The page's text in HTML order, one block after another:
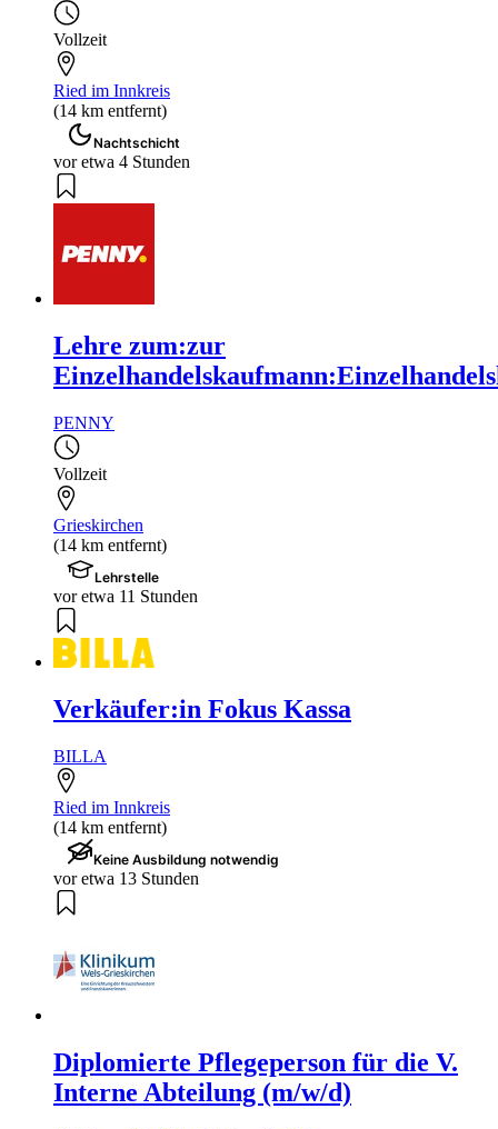
Vollzeit
Ried im Innkreis
(14 km entfernt)
Nachtschicht
vor etwa 4 Stunden
Lehre zum:zur
PENNY
Vollzeit
Grieskirchen
(14 km entfernt)
Lehrstelle
vor etwa 11 Stunden
Verkäufer:in Fokus Kassa
BILLA
Ried im Innkreis
(14 km entfernt)
Keine Ausbildung notwendig
vor etwa 13 Stunden
Diplomierte Pflegeperson für die V.
Interne Abteilung (m/w/d)